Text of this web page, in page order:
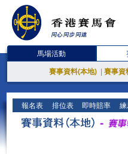
馬場活動
賽事資料(本地) 賽事資
報名表 排位表 即時賠率